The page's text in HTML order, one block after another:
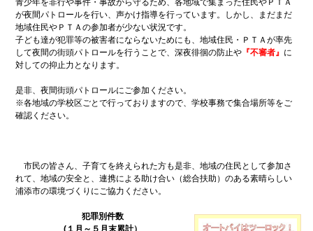
青少年を非行や事件・事故から守るため、各地域で集まった住民やＰＴＡ
が夜間パトロールを行い、声かけ指導を行っています。しかし、まだまだ
地域住民やＰＴＡの参加者が少ない状況です。
子ども達が犯罪等の被害者にならないためにも、地域住民・ＰＴＡが率先
して夜間の街頭パトロールを行うことで、深夜徘徊の防止や 『不審者』 に
対しての抑止力となります。
是非、夜間街頭パトロールにご参加ください。
※各地域の学校区ごとで行っておりますので、学校事務で集合場所等をご
確認ください。
市民の皆さん、子育てを終えられた方も是非、地域の住民として参加さ
れて、地域の安全と、連携による助け合い（総合扶助）のある素晴らしい
浦添市の環境づくりにご協力ください。
犯罪別件数